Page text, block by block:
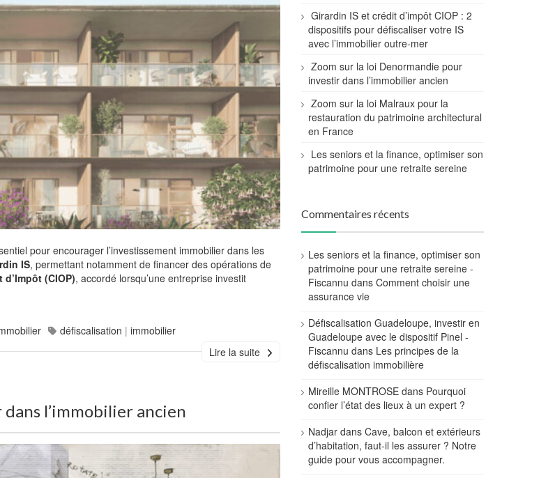
pour encourager l’investissement immobilier dans les
IS, permettant notamment de financer des opérations de
d’Impôt (CIOP), accordé lorsqu’une entreprise investit
défiscalisation | immobilier
Lire la suite
l’immobilier ancien
Girardin IS et crédit d’impôt CIOP : 2
dispositifs pour défiscaliser votre IS
avec l’immobilier outre-mer
Zoom sur la loi Denormandie pour
investir dans l’immobilier ancien
Zoom sur la loi Malraux pour la
restauration du patrimoine architectural
en France
Les seniors et la finance, optimiser son
patrimoine pour une retraite sereine
Commentaires récents
Les seniors et la finance, optimiser son
patrimoine pour une retraite sereine -
Fiscannu dans Comment choisir une
assurance vie
Défiscalisation Guadeloupe, investir en
Guadeloupe avec le dispositif Pinel -
Fiscannu dans Les principes de la
défiscalisation immobilière
Mireille MONTROSEdans Pourquoi
confier l’état des lieux à un expert ?
Nadjardans Cave, balcon et extérieurs
d’habitation, faut-il les assurer ? Notre
guide pour vous accompagner.